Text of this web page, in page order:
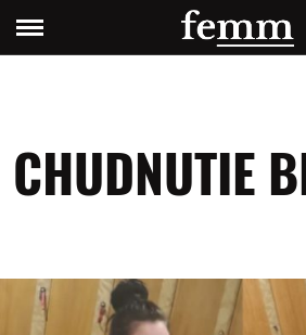
CHUDNUTIE